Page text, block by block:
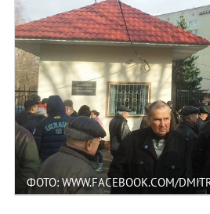
ФОТО: WWW.FACEBOOK.COM/